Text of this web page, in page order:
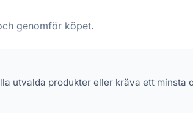
genomför köpet.
utvalda produkter eller kräva ett